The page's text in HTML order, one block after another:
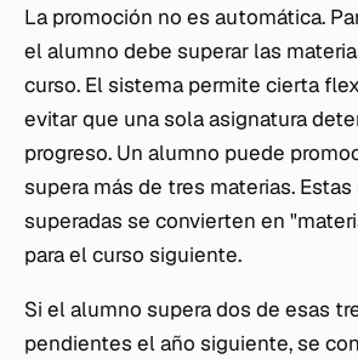
La promoción no es automática.
el alumno debe superar las
curso. El sistema permite cierta
evitar que una sola asignatura
progreso. Un alumno puede
supera más de tres materias.
superadas se convierten en
para el curso siguiente.
Si el alumno supera dos de esas
pendientes el año siguiente, se